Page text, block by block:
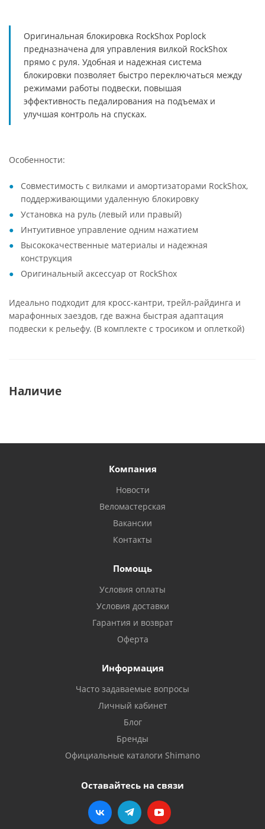
Оригинальная блокировка RockShox Poplock
предназначена для управления вилкой RockShox
прямо с руля. Удобная и надежная система
блокировки позволяет быстро переключаться между
режимами работы подвески, повышая
эффективность педалирования на подъемах и
улучшая контроль на спусках.
Особенности:
Совместимость с вилками и амортизаторами RockShox,
поддерживающими удаленную блокировку
Установка на руль (левый или правый)
Интуитивное управление одним нажатием
Высококачественные материалы и надежная
конструкция
Оригинальный аксессуар от RockShox
Идеально подходит для кросс-кантри, трейл-райдинга и
марафонных заездов, где важна быстрая адаптация
подвески к рельефу. (В комплекте с тросиком и оплеткой)
Наличие
Компания
Новости
Веломастерская
Вакансии
Контакты
Помощь
Условия оплаты
Условия доставки
Гарантия и возврат
Оферта
Информация
Часто задаваемые вопросы
Личный кабинет
Блог
Бренды
Официальные каталоги Shimano
Оставайтесь на связи